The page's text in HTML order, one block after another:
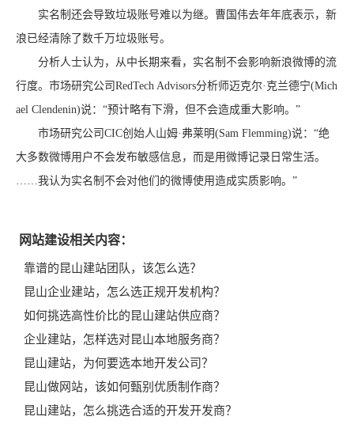
实名制还会导致垃圾账号难以为继。曹国伟去年年底表示，新
浪已经清除了数千万垃圾账号。
分析人士认为，从中长期来看，实名制不会影响新浪微博的流
行度。市场研究公司RedTech Advisors分析师迈克尔·克兰德宁(Mich
ael Clendenin)说：“预计略有下滑，但不会造成重大影响。”
市场研究公司CIC创始人山姆·弗莱明(Sam Flemming)说：“绝
大多数微博用户不会发布敏感信息，而是用微博记录日常生活。
……我认为实名制不会对他们的微博使用造成实质影响。”
网站建设相关内容：
靠谱的昆山建站团队，该怎么选？
昆山企业建站，怎么选正规开发机构？
如何挑选高性价比的昆山建站供应商？
企业建站，怎样选对昆山本地服务商？
昆山建站，为何要选本地开发公司？
昆山做网站，该如何甄别优质制作商？
昆山建站，怎么挑选合适的开发开发商？